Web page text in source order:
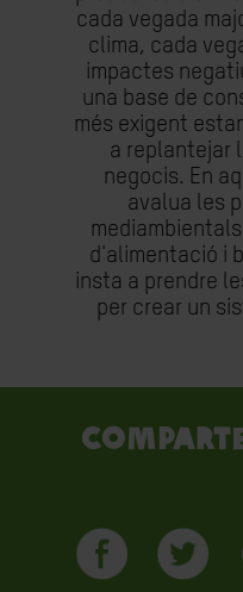
cada vegada
clima, cada
impactes
una base de
més exigent
a replantejar
negocis. En
avalua les
d'alimentació i
insta a prendre
per crear un